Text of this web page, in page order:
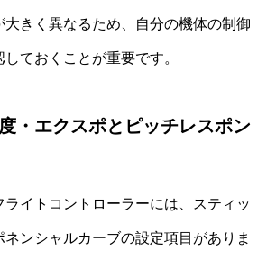
大きく異なるため、自分の機体の制御
ておくことが重要です。
・エクスポとピッチレスポン
ライトコントローラーには、スティッ
ネンシャルカーブの設定項目がありま